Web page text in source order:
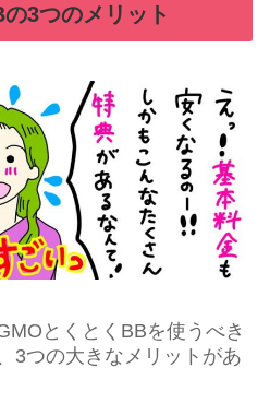
3つのメリット
とくとくBBを使うべき
3つの大きなメリットがあ